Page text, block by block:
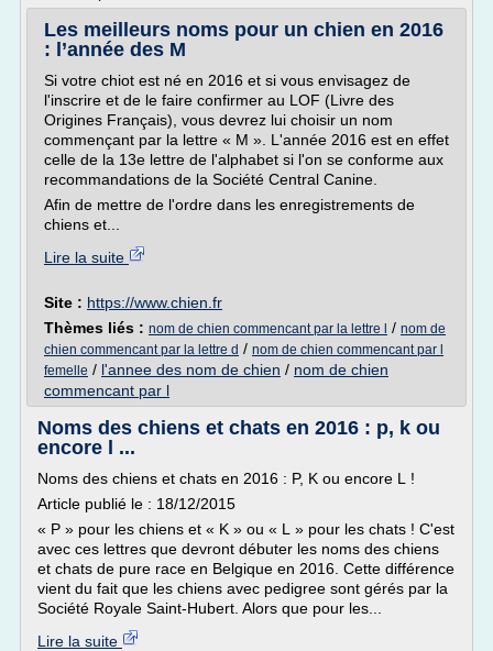
Les meilleurs noms pour un chien en 2016
: l’année des M
Si votre chiot est né en 2016 et si vous envisagez de
l'inscrire et de le faire confirmer au LOF (Livre des
Origines Français), vous devrez lui choisir un nom
commençant par la lettre « M ». L'année 2016 est en effet
celle de la 13e lettre de l'alphabet si l'on se conforme aux
recommandations de la Société Central Canine.
Afin de mettre de l'ordre dans les enregistrements de
chiens et...
Lire la suite
Site : https://www.chien.fr
Thèmes liés : nom de chien commencant par la lettre l / nom de
chien commencant par la lettre d / nom de chien commencant par l
femelle / l'annee des nom de chien / nom de chien
commencant par l
Noms des chiens et chats en 2016 : p, k ou
encore l ...
Noms des chiens et chats en 2016 : P, K ou encore L !
Article publié le : 18/12/2015
« P » pour les chiens et « K » ou « L » pour les chats ! C'est
avec ces lettres que devront débuter les noms des chiens
et chats de pure race en Belgique en 2016. Cette différence
vient du fait que les chiens avec pedigree sont gérés par la
Société Royale Saint-Hubert. Alors que pour les...
Lire la suite